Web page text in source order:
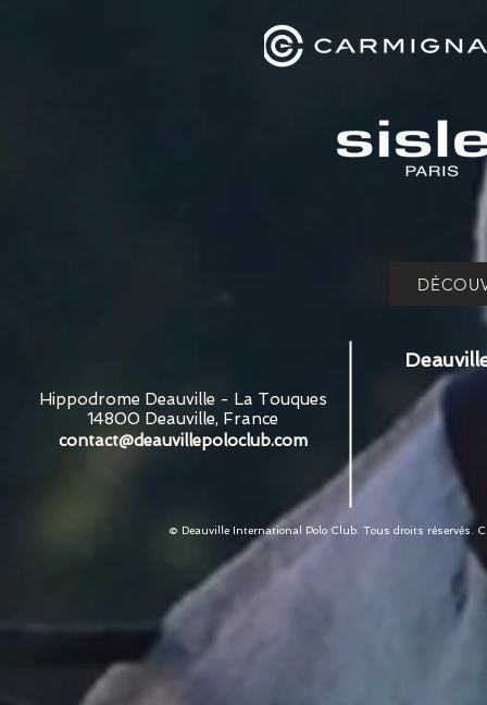
Hippodrome Deauville - La Touques
14800 Deauville, France
contact@deauvillepoloclub.com
© Deauville International Polo Club. Tous droits réservés.